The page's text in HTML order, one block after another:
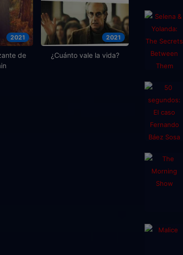
2021
de
2021
¿Cuánto vale la vida?